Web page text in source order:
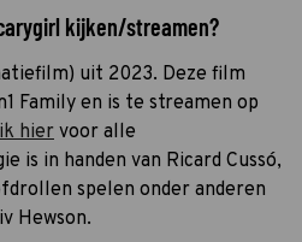
kijken/streamen?
uit 2023. Deze film
Family en is te streamen op
hier voor alle
is in handen van Ricard Cussó,
spelen onder anderen
Hewson.